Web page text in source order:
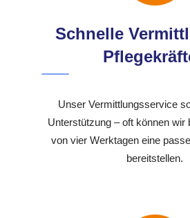
Schnelle
Unser Vermittlungsservice
Unterstützung – oft können wir
von vier Werktagen eine
bereitstellen.